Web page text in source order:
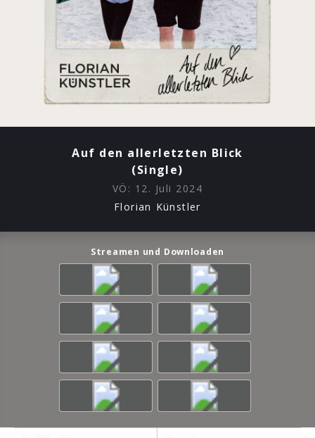
Auf den allerletzten Blick
(Single)
VÖ: 12. Juli 2024
Florian Künstler
Streamen und Downloaden